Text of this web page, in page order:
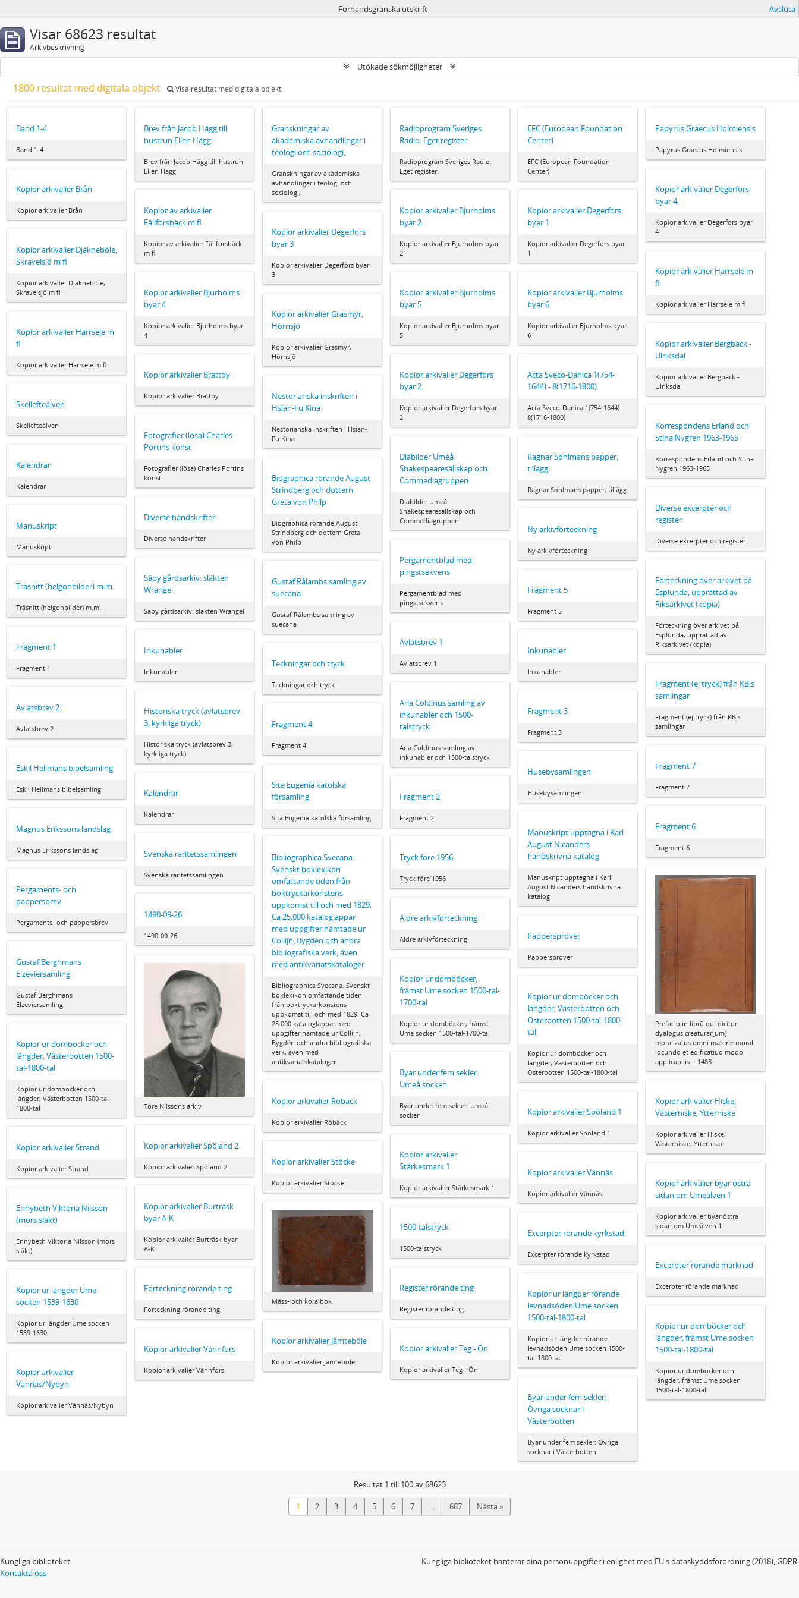
Förhandsgranska utskrift Avsluta
Visar 68623 resultat
Arkivbeskrivning
Utökade sökmöjligheter
1800 resultat med digitala objekt Visa resultat med digitala objekt
Band 1-4
Band 1-4
Brev från Jacob Hägg till
hustrun Ellen Hägg
Brev från Jacob Hägg till hustrun
Ellen Hägg
Granskningar av
akademiska avhandlingar i
teologi och sociologi,
Granskningar av akademiska
avhandlingar i teologi och
sociologi,
Radioprogram Sveriges
Radio. Eget register.
Radioprogram Sveriges Radio.
Eget register.
EFC (European Foundation
Center)
EFC (European Foundation
Center)
Papyrus Graecus Holmiensis
Papyrus Graecus Holmiensis
Kopior arkivalier Brån
Kopior arkivalier Brån
Kopior arkivalier Degerfors
byar 4
Kopior arkivalier Degerfors byar
4
Kopior av arkivalier
Fällforsbäck m fl
Kopior av arkivalier Fällforsbäck
m fl
Kopior arkivalier Bjurholms
byar 2
Kopior arkivalier Bjurholms byar
2
Kopior arkivalier Degerfors
byar 1
Kopior arkivalier Degerfors byar
1
Kopior arkivalier Degerfors
byar 3
Kopior arkivalier Degerfors byar
3
Kopior arkivalier Djäkneböle,
Skravelsjö m fl
Kopior arkivalier Djäkneböle,
Skravelsjö m fl
Kopior arkivalier Harrsele m
fl
Kopior arkivalier Harrsele m fl
Kopior arkivalier Bjurholms
byar 4
Kopior arkivalier Bjurholms byar
4
Kopior arkivalier Bjurholms
byar 5
Kopior arkivalier Bjurholms byar
5
Kopior arkivalier Bjurholms
byar 6
Kopior arkivalier Bjurholms byar
6
Kopior arkivalier Gräsmyr,
Hörnsjö
Kopior arkivalier Gräsmyr,
Hörnsjö
Kopior arkivalier Harrsele m
fl
Kopior arkivalier Harrsele m fl
Kopior arkivalier Bergbäck -
Ulriksdal
Kopior arkivalier Bergbäck -
Ulriksdal
Kopior arkivalier Brattby
Kopior arkivalier Brattby
Kopior arkivalier Degerfors
byar 2
Kopior arkivalier Degerfors byar
2
Acta Sveco-Danica 1(754-
1644) - 8(1716-1800)
Acta Sveco-Danica 1(754-1644) -
8(1716-1800)
Nestorianska inskriften i
Hsian-Fu Kina
Nestorianska inskriften i Hsian-
Fu Kina
Skellefteälven
Skellefteälven
Korrespondens Erland och
Stina Nygren 1963-1965
Korrespondens Erland och Stina
Nygren 1963-1965
Fotografier (lösa) Charles
Portins konst
Fotografier (lösa) Charles Portins
konst
Diabilder Umeå
Shakespearesällskap och
Commediagruppen
Diabilder Umeå
Shakespearesällskap och
Commediagruppen
Ragnar Sohlmans papper,
tillägg
Ragnar Sohlmans papper, tillägg
Kalendrar
Kalendrar
Biographica rörande August
Strindberg och dottern
Greta von Philp
Biographica rörande August
Strindberg och dottern Greta
von Philp
Diverse excerpter och
register
Diverse excerpter och register
Diverse handskrifter
Diverse handskrifter
Manuskript
Manuskript
Ny arkivförteckning
Ny arkivförteckning
Pergamentblad med
pingstsekvens
Pergamentblad med
pingstsekvens
Säby gårdsarkiv: släkten
Wrangel
Säby gårdsarkiv: släkten Wrangel
Förteckning över arkivet på
Esplunda, upprättad av
Riksarkivet (kopia)
Förteckning över arkivet på
Esplunda, upprättad av
Riksarkivet (kopia)
Gustaf Rålambs samling av
suecana
Gustaf Rålambs samling av
suecana
Träsnitt (helgonbilder) m.m.
Träsnitt (helgonbilder) m.m.
Fragment 5
Fragment 5
Avlatsbrev 1
Avlatsbrev 1
Fragment 1
Fragment 1
Inkunabler
Inkunabler
Inkunabler
Inkunabler
Teckningar och tryck
Teckningar och tryck
Fragment (ej tryck) från KB:s
samlingar
Fragment (ej tryck) från KB:s
samlingar
Arla Coldinus samling av
inkunabler och 1500-
talstryck
Arla Coldinus samling av
inkunabler och 1500-talstryck
Avlatsbrev 2
Avlatsbrev 2
Historiska tryck (avlatsbrev
3, kyrkliga tryck)
Historiska tryck (avlatsbrev 3,
kyrkliga tryck)
Fragment 3
Fragment 3
Fragment 4
Fragment 4
Fragment 7
Fragment 7
Eskil Hellmans bibelsamling
Eskil Hellmans bibelsamling
Husebysamlingen
Husebysamlingen
S:ta Eugenia katolska
församling
S:ta Eugenia katolska församling
Kalendrar
Kalendrar
Fragment 2
Fragment 2
Fragment 6
Fragment 6
Magnus Erikssons landslag
Magnus Erikssons landslag
Manuskript upptagna i Karl
August Nicanders
handskrivna katalog
Manuskript upptagna i Karl
August Nicanders handskrivna
katalog
Svenska raritetssamlingen
Svenska raritetssamlingen
Bibliographica Svecana.
Svenskt boklexikon
omfattande tiden från
boktryckarkonstens
uppkomst till och med 1829.
Ca 25.000 kataloglappar
med uppgifter hämtade ur
Collijn, Bygdén och andra
bibliografiska verk, även
med antikvariatskataloger
Bibliographica Svecana. Svenskt
boklexikon omfattande tiden
från boktryckarkonstens
uppkomst till och med 1829. Ca
25.000 kataloglappar med
uppgifter hämtade ur Collijn,
Bygdén och andra bibliografiska
verk, även med
antikvariatskataloger
Tryck före 1956
Tryck före 1956
Prefacio in librū qui dicitur
dyalogus creaturar[um]
moralizatus omni materie morali
iocundo et edificatiuo modo
applicabilis. - 1483
Pergaments- och
pappersbrev
Pergaments- och pappersbrev
1490-09-26
1490-09-26
Äldre arkivförteckning
Äldre arkivförteckning Pappersprover
Pappersprover
Gustaf Berghmans
Elzeviersamling
Gustaf Berghmans
Elzeviersamling
Tore Nilssons arkiv
Kopior ur domböcker,
främst Ume socken 1500-tal-
1700-tal
Kopior ur domböcker, främst
Ume socken 1500-tal-1700-tal
Kopior ur domböcker och
längder, Västerbotten och
Österbotten 1500-tal-1800-
tal
Kopior ur domböcker och
längder, Västerbotten och
Österbotten 1500-tal-1800-tal
Kopior ur domböcker och
längder, Västerbotten 1500-
tal-1800-tal
Kopior ur domböcker och
längder, Västerbotten 1500-tal-
1800-tal
Byar under fem sekler:
Umeå socken
Byar under fem sekler: Umeå
socken
Kopior arkivalier Hiske,
Västerhiske, Ytterhiske
Kopior arkivalier Hiske,
Västerhiske, Ytterhiske
Kopior arkivalier Röbäck
Kopior arkivalier Röbäck
Kopior arkivalier Spöland 1
Kopior arkivalier Spöland 1
Kopior arkivalier Spöland 2
Kopior arkivalier Spöland 2
Kopior arkivalier Strand
Kopior arkivalier Strand
Kopior arkivalier
Stärkesmark 1
Kopior arkivalier Stärkesmark 1
Kopior arkivalier Stöcke
Kopior arkivalier Stöcke
Kopior arkivalier Vännäs
Kopior arkivalier Vännäs
Kopior arkivalier byar östra
sidan om Umeälven 1
Kopior arkivalier byar östra
sidan om Umeälven 1
Kopior arkivalier Burträsk
byar A-K
Kopior arkivalier Burträsk byar
A-K
Ennybeth Viktoria Nilsson
(mors släkt)
Ennybeth Viktoria Nilsson (mors
släkt)
Mäss- och koralbok
1500-talstryck
1500-talstryck
Excerpter rörande kyrkstad
Excerpter rörande kyrkstad
Excerpter rörande marknad
Excerpter rörande marknad
Register rörande ting
Register rörande ting
Förteckning rörande ting
Förteckning rörande ting
Kopior ur längder Ume
socken 1539-1630
Kopior ur längder Ume socken
1539-1630
Kopior ur längder rörande
levnadsöden Ume socken
1500-tal-1800-tal
Kopior ur längder rörande
levnadsöden Ume socken 1500-
tal-1800-tal
Kopior ur domböcker och
längder, främst Ume socken
1500-tal-1800-tal
Kopior ur domböcker och
längder, främst Ume socken
1500-tal-1800-tal
Kopior arkivalier Jämteböle
Kopior arkivalier Jämteböle
Kopior arkivalier Teg - Ön
Kopior arkivalier Teg - Ön
Kopior arkivalier Vännfors
Kopior arkivalier Vännfors
Kopior arkivalier
Vännäs/Nybyn
Kopior arkivalier Vännäs/Nybyn
Byar under fem sekler:
Övriga socknar i
Västerbotten
Byar under fem sekler: Övriga
socknar i Västerbotten
Resultat 1 till 100 av 68623
1 2 3 4 5 6 7 ... 687 Nästa »
Kungliga biblioteket
Kontakta oss
Kungliga biblioteket hanterar dina personuppgifter i enlighet med EU:s dataskyddsförordning (2018), GDPR.